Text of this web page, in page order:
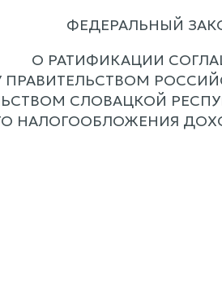
ФЕДЕРАЛЬНЫЙ
О РАТИФИКАЦИИ
СЛОВАЦКОЙ
НАЛОГООБЛОЖЕНИЯ